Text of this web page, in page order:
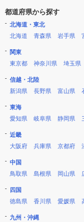
都道府県から探す
北海道・東北
北海道
青森県 岩手県
関東
東京都
神奈川県 埼玉県
信越・北陸
新潟県
長野県 富山県
東海
愛知県
岐阜県 静岡県
近畿
大阪府
兵庫県 京都府
中国
鳥取県
島根県 岡山県
四国
徳島県
香川県 愛媛県
九州・沖縄